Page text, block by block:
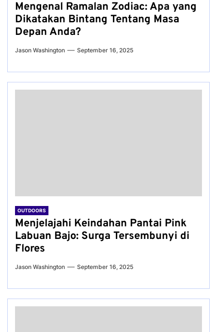
Mengenal Ramalan Zodiac: Apa yang
Dikatakan Bintang Tentang Masa
Depan Anda?
Jason Washington September 16, 2025
OUTDOORS
Menjelajahi Keindahan Pantai Pink
Labuan Bajo: Surga Tersembunyi di
Flores
Jason Washington September 16, 2025